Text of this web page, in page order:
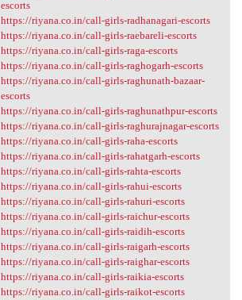
escorts
https://riyana.co.in/call-girls-radhanagari-escorts
https://riyana.co.in/call-girls-raebareli-escorts
https://riyana.co.in/call-girls-raga-escorts
https://riyana.co.in/call-girls-raghogarh-escorts
https://riyana.co.in/call-girls-raghunath-bazaar-
escorts
https://riyana.co.in/call-girls-raghunathpur-escorts
https://riyana.co.in/call-girls-raghurajnagar-escorts
https://riyana.co.in/call-girls-raha-escorts
https://riyana.co.in/call-girls-rahatgarh-escorts
https://riyana.co.in/call-girls-rahta-escorts
https://riyana.co.in/call-girls-rahui-escorts
https://riyana.co.in/call-girls-rahuri-escorts
https://riyana.co.in/call-girls-raichur-escorts
https://riyana.co.in/call-girls-raidih-escorts
https://riyana.co.in/call-girls-raigarh-escorts
https://riyana.co.in/call-girls-raighar-escorts
https://riyana.co.in/call-girls-raikia-escorts
https://riyana.co.in/call-girls-raikot-escorts